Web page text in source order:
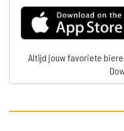
Altijd jouw favoriete